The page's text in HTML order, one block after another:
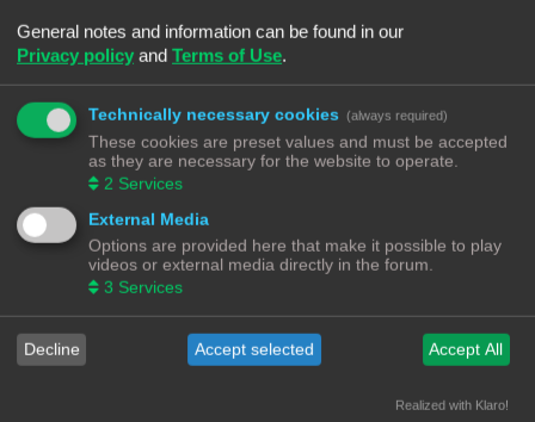
CONTACTEER HARDY
GEBRUIKERSSTATISTIEKEN
Flag:
Lid geworden op:
25/09/22, 19:44
07/08/26, 21:14
618 |Zoek gebruikers berichten
(6.92% van alle berichten / 0.44 berichten per dag)
Meest actief in forum:
3D-printer specifieke vragen
(151 berichten / 24.43% van gebruikers berichten)
Meest actief in onderwerp:
Orcabot v0.43
Total topics:
Search user’s topics
General notes and information can be found in our
Privacy policy and Terms of Use.
Technically necessary cookies (always required)
These cookies are preset values and must be accepted
as they are necessary for the website to operate.
2 Services
External Media
Options are provided here that make it possible to play
videos or external media directly in the forum.
3 Services
Decline Accept selected Accept All
Realized with Klaro!